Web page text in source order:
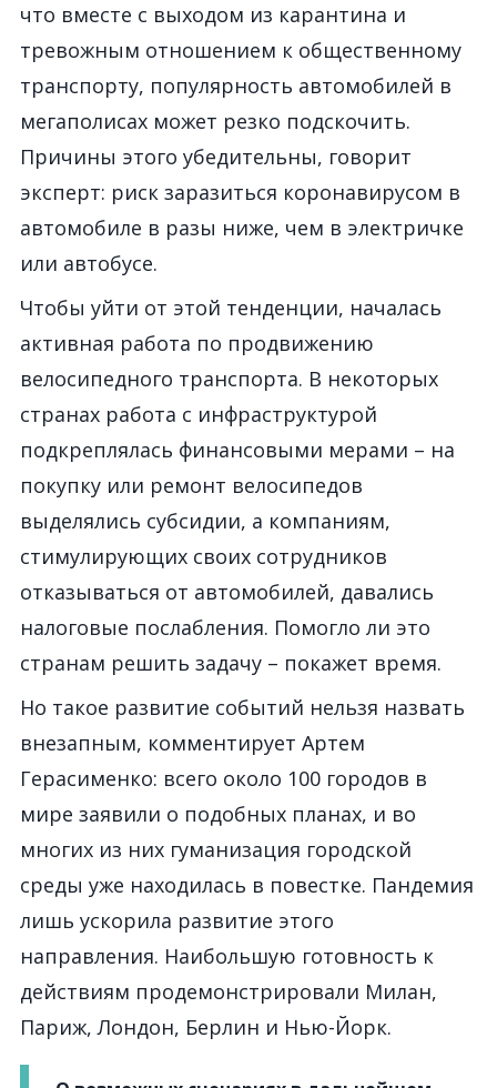
что вместе с выходом из карантина и
тревожным отношением к общественному
транспорту, популярность автомобилей в
мегаполисах может резко подскочить.
Причины этого убедительны, говорит
эксперт: риск заразиться коронавирусом в
автомобиле в разы ниже, чем в электричке
или автобусе.
Чтобы уйти от этой тенденции, началась
активная работа по продвижению
велосипедного транспорта. В некоторых
странах работа с инфраструктурой
подкреплялась финансовыми мерами – на
покупку или ремонт велосипедов
выделялись субсидии, а компаниям,
стимулирующих своих сотрудников
отказываться от автомобилей, давались
налоговые послабления. Помогло ли это
странам решить задачу – покажет время.
Но такое развитие событий нельзя назвать
внезапным, комментирует Артем
Герасименко: всего около 100 городов в
мире заявили о подобных планах, и во
многих из них гуманизация городской
среды уже находилась в повестке. Пандемия
лишь ускорила развитие этого
направления. Наибольшую готовность к
действиям продемонстрировали Милан,
Париж, Лондон, Берлин и Нью-Йорк.